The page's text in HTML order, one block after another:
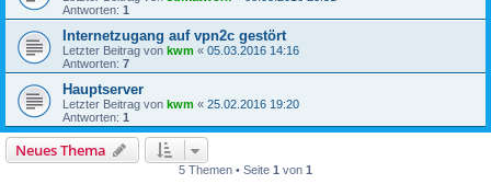
Antworten: 1
Internetzugang auf vpn2c gestört
Letzter Beitrag von kwm « 05.03.2016 14:16
Antworten: 7
Hauptserver
Letzter Beitrag von kwm « 25.02.2016 19:20
Antworten: 1
Neues Thema
5 Themen • Seite 1 von 1